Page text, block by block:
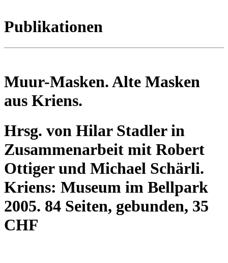
Publikationen
Muur-Masken. Alte Masken
aus Kriens.
Hrsg. von Hilar Stadler in
Zusammenarbeit mit Robert
Ottiger und Michael Schärli.
Kriens: Museum im Bellpark
2005. 84 Seiten, gebunden, 35
CHF